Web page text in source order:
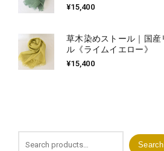
¥15,400
草木染めストール｜国
ル《ライムイエロー》
¥15,400
Search
for:
Search